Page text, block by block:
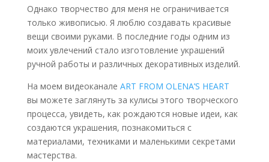
Однако творчество для меня не ограничивается
только живописью. Я люблю создавать красивые
вещи своими руками. В последние годы одним из
моих увлечений стало изготовление украшений
ручной работы и различных декоративных изделий.
На моем видеоканале ART FROM OLENA’S HEART
вы можете заглянуть за кулисы этого творческого
процесса, увидеть, как рождаются новые идеи, как
создаются украшения, познакомиться с
материалами, техниками и маленькими секретами
мастерства.